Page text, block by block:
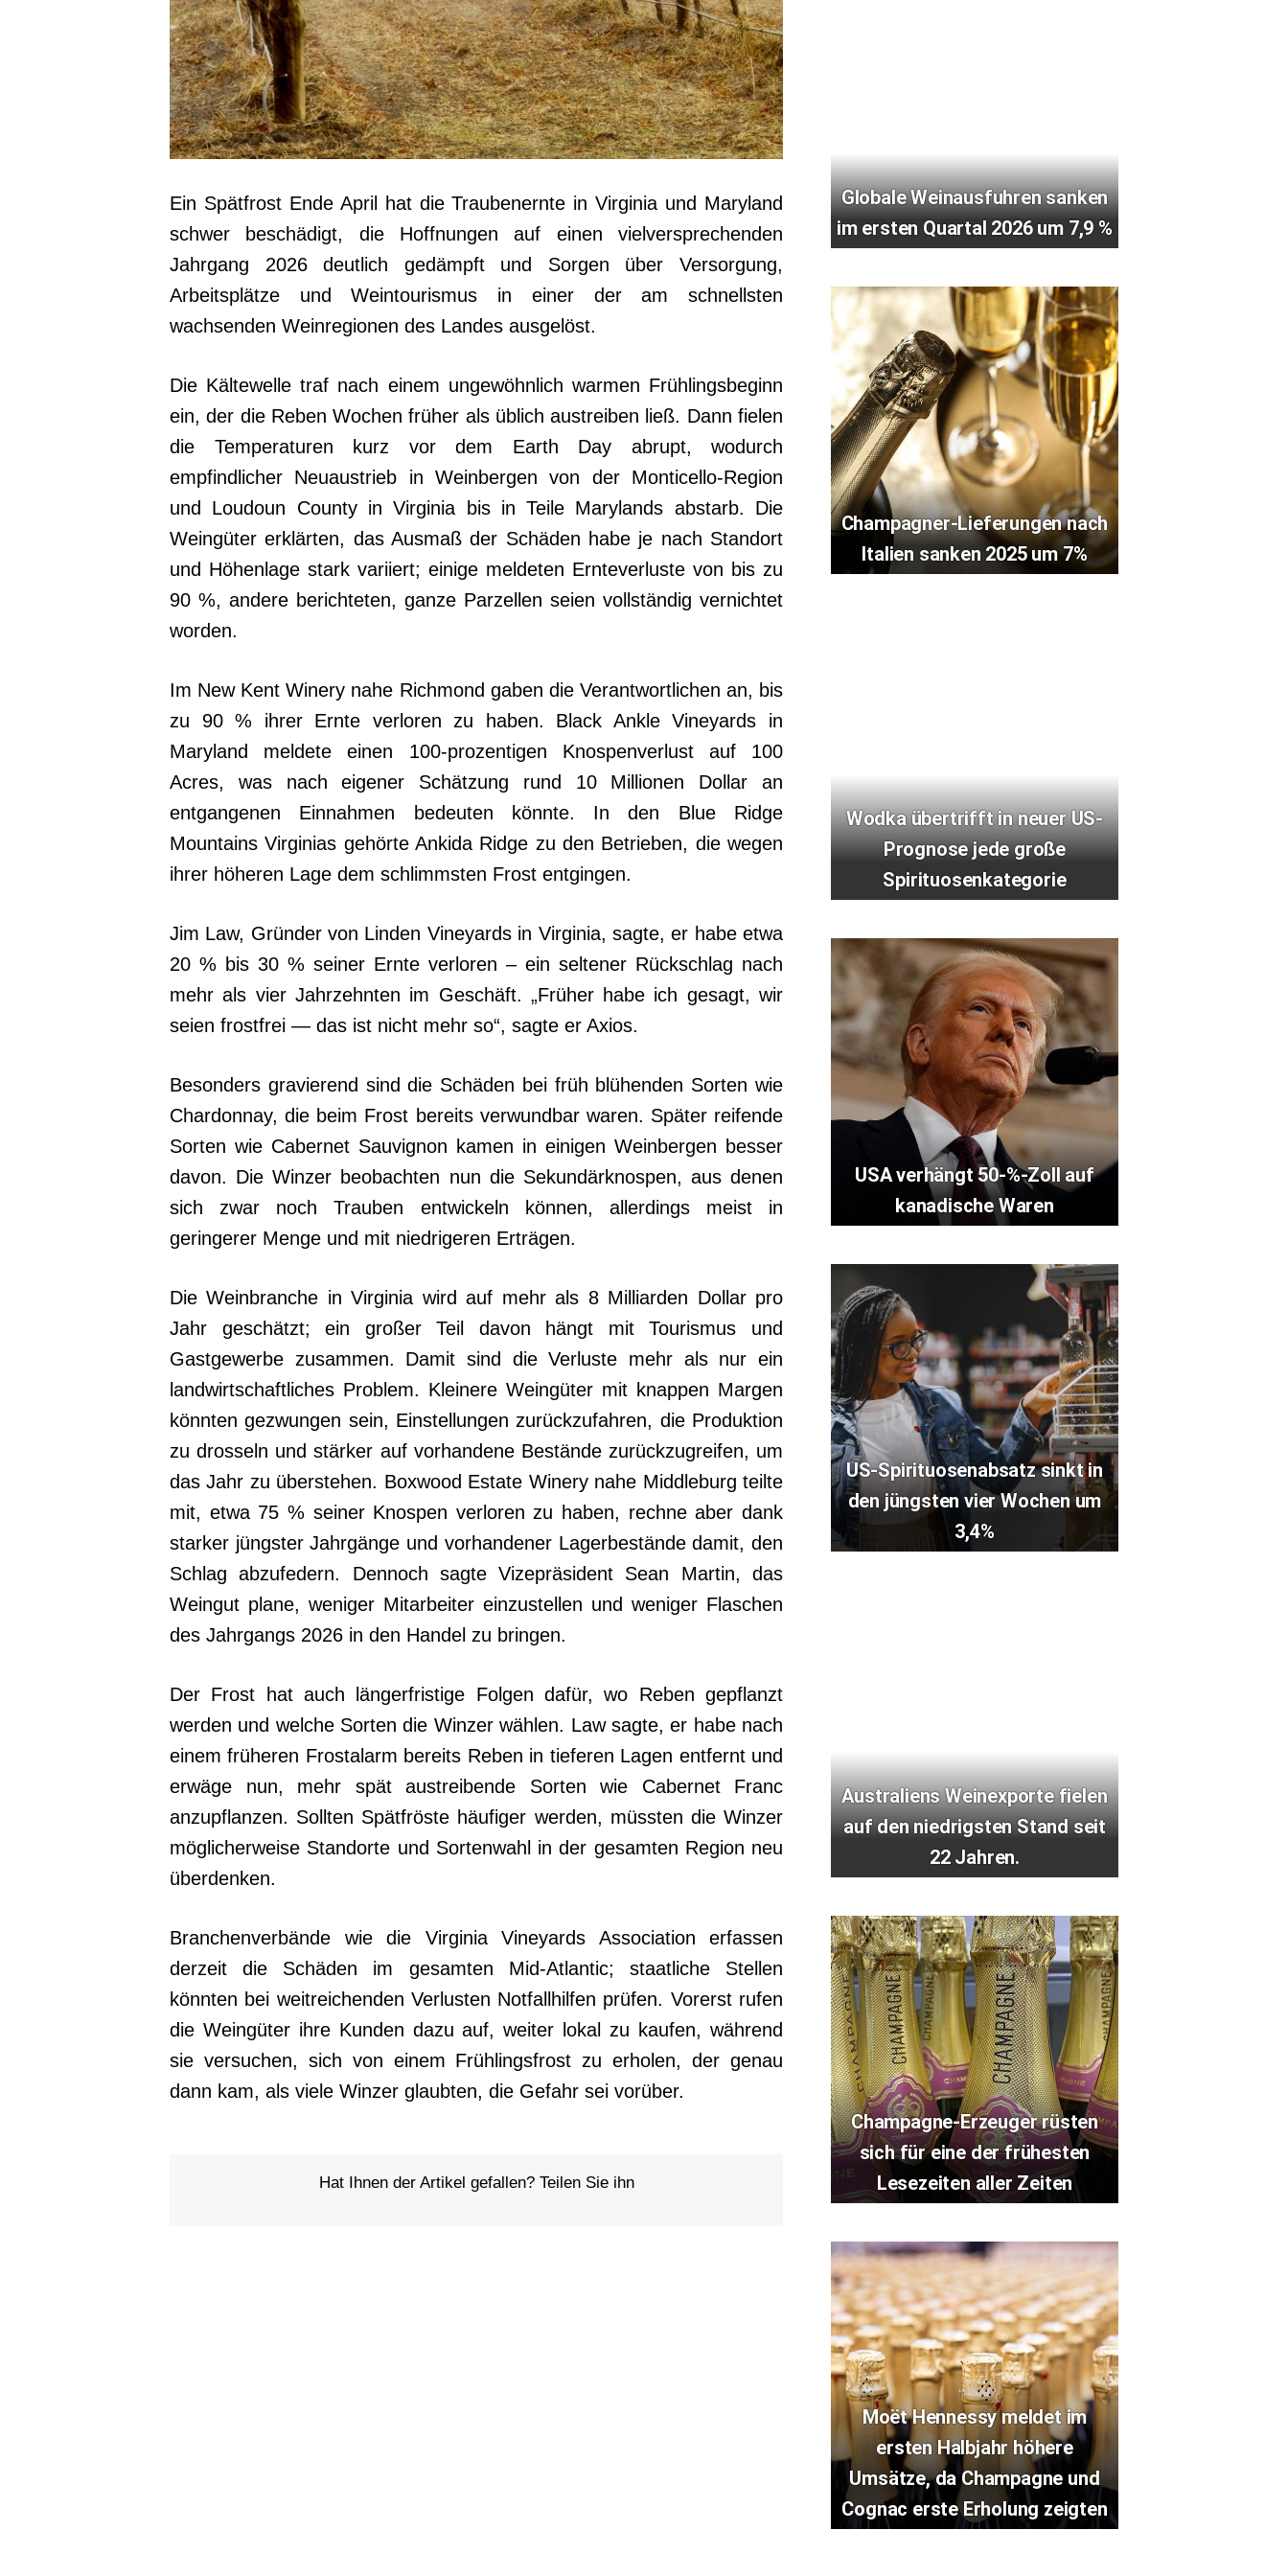
Ein Spätfrost Ende April hat die Traubenernte in Virginia und Maryland
schwer beschädigt, die Hoffnungen auf einen vielversprechenden
Jahrgang 2026 deutlich gedämpft und Sorgen über Versorgung,
Arbeitsplätze und Weintourismus in einer der am schnellsten
wachsenden Weinregionen des Landes ausgelöst.
Die Kältewelle traf nach einem ungewöhnlich warmen Frühlingsbeginn
ein, der die Reben Wochen früher als üblich austreiben ließ. Dann fielen
die Temperaturen kurz vor dem Earth Day abrupt, wodurch
empfindlicher Neuaustrieb in Weinbergen von der Monticello-Region
und Loudoun County in Virginia bis in Teile Marylands abstarb. Die
Weingüter erklärten, das Ausmaß der Schäden habe je nach Standort
und Höhenlage stark variiert; einige meldeten Ernteverluste von bis zu
90 %, andere berichteten, ganze Parzellen seien vollständig vernichtet
worden.
Im New Kent Winery nahe Richmond gaben die Verantwortlichen an, bis
zu 90 % ihrer Ernte verloren zu haben. Black Ankle Vineyards in
Maryland meldete einen 100-prozentigen Knospenverlust auf 100
Acres, was nach eigener Schätzung rund 10 Millionen Dollar an
entgangenen Einnahmen bedeuten könnte. In den Blue Ridge
Mountains Virginias gehörte Ankida Ridge zu den Betrieben, die wegen
ihrer höheren Lage dem schlimmsten Frost entgingen.
Jim Law, Gründer von Linden Vineyards in Virginia, sagte, er habe etwa
20 % bis 30 % seiner Ernte verloren – ein seltener Rückschlag nach
mehr als vier Jahrzehnten im Geschäft. „Früher habe ich gesagt, wir
seien frostfrei — das ist nicht mehr so“, sagte er Axios.
Besonders gravierend sind die Schäden bei früh blühenden Sorten wie
Chardonnay, die beim Frost bereits verwundbar waren. Später reifende
Sorten wie Cabernet Sauvignon kamen in einigen Weinbergen besser
davon. Die Winzer beobachten nun die Sekundärknospen, aus denen
sich zwar noch Trauben entwickeln können, allerdings meist in
geringerer Menge und mit niedrigeren Erträgen.
Die Weinbranche in Virginia wird auf mehr als 8 Milliarden Dollar pro
Jahr geschätzt; ein großer Teil davon hängt mit Tourismus und
Gastgewerbe zusammen. Damit sind die Verluste mehr als nur ein
landwirtschaftliches Problem. Kleinere Weingüter mit knappen Margen
könnten gezwungen sein, Einstellungen zurückzufahren, die Produktion
zu drosseln und stärker auf vorhandene Bestände zurückzugreifen, um
das Jahr zu überstehen. Boxwood Estate Winery nahe Middleburg teilte
mit, etwa 75 % seiner Knospen verloren zu haben, rechne aber dank
starker jüngster Jahrgänge und vorhandener Lagerbestände damit, den
Schlag abzufedern. Dennoch sagte Vizepräsident Sean Martin, das
Weingut plane, weniger Mitarbeiter einzustellen und weniger Flaschen
des Jahrgangs 2026 in den Handel zu bringen.
Der Frost hat auch längerfristige Folgen dafür, wo Reben gepflanzt
werden und welche Sorten die Winzer wählen. Law sagte, er habe nach
einem früheren Frostalarm bereits Reben in tieferen Lagen entfernt und
erwäge nun, mehr spät austreibende Sorten wie Cabernet Franc
anzupflanzen. Sollten Spätfröste häufiger werden, müssten die Winzer
möglicherweise Standorte und Sortenwahl in der gesamten Region neu
überdenken.
Branchenverbände wie die Virginia Vineyards Association erfassen
derzeit die Schäden im gesamten Mid-Atlantic; staatliche Stellen
könnten bei weitreichenden Verlusten Notfallhilfen prüfen. Vorerst rufen
die Weingüter ihre Kunden dazu auf, weiter lokal zu kaufen, während
sie versuchen, sich von einem Frühlingsfrost zu erholen, der genau
dann kam, als viele Winzer glaubten, die Gefahr sei vorüber.
Hat Ihnen der Artikel gefallen? Teilen Sie ihn
Globale Weinausfuhren sanken
im ersten Quartal 2026 um 7,9 %
Champagner-Lieferungen nach
Italien sanken 2025 um 7%
Wodka übertrifft in neuer US-
Prognose jede große
Spirituosenkategorie
USA verhängt 50-%-Zoll auf
kanadische Waren
US-Spirituosenabsatz sinkt in
den jüngsten vier Wochen um
3,4%
Australiens Weinexporte fielen
auf den niedrigsten Stand seit
22 Jahren.
Champagne-Erzeuger rüsten
sich für eine der frühesten
Lesezeiten aller Zeiten
Moët Hennessy meldet im
ersten Halbjahr höhere
Umsätze, da Champagne und
Cognac erste Erholung zeigten